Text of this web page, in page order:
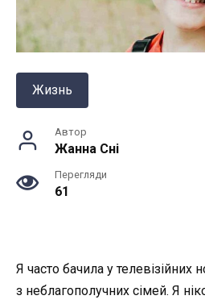
Жизнь
Автор
Жанна Снi
Перегляди
61
Я часто бачила у телевізійних
з неблагополучних сімей. Я